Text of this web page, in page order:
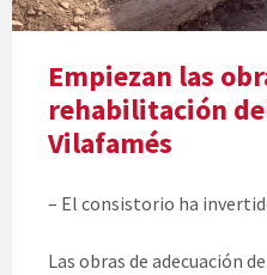
Empiezan las
rehabilitación
Vilafamés
– El consistorio ha
Las obras de adecuación